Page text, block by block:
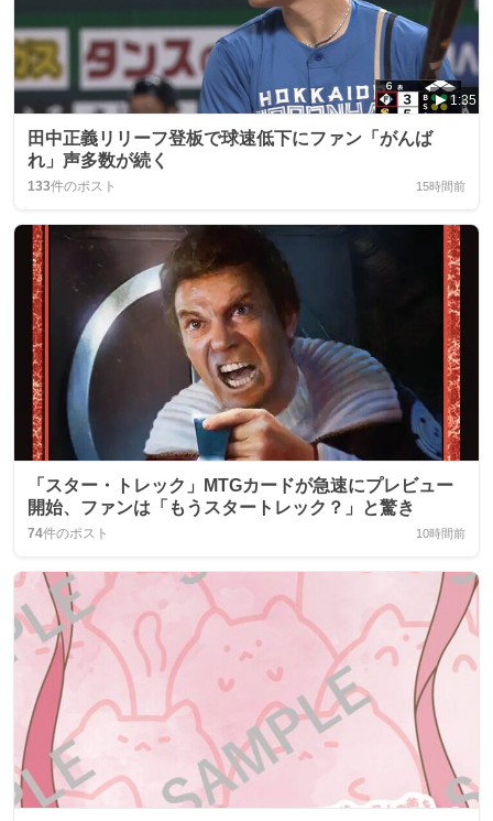
1:35
田中正義リリーフ登板で球速低下にファン「がんば
れ」声多数が続く
133件のポスト 15時間前
「スター・トレック」MTGカードが急速にプレビュー
開始、ファンは「もうスタートレック？」と驚き
74件のポスト 10時間前